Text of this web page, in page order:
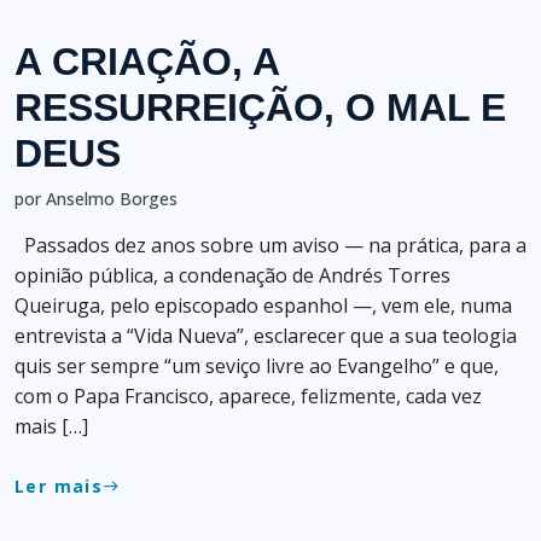
A CRIAÇÃO, A
RESSURREIÇÃO, O MAL E
DEUS
por Anselmo Borges
Passados dez anos sobre um aviso — na prática, para a
opinião pública, a condenação de Andrés Torres
Queiruga, pelo episcopado espanhol —, vem ele, numa
entrevista a “Vida Nueva”, esclarecer que a sua teologia
quis ser sempre “um seviço livre ao Evangelho” e que,
com o Papa Francisco, aparece, felizmente, cada vez
mais […]
Ler maiseast